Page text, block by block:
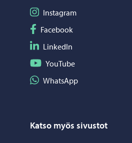
Seuraa Instagram
Instagram
Seuraa Facebook
Facebook
Seuraa LinkedIn
LinkedIn
Seuraa YouTube
YouTube
Jaa WhatsApp
WhatsApp
Katso myös sivustot